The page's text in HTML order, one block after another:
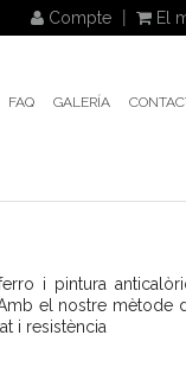
Compte El
FAQ GALERÍA
i pintura
el nostre mètode
i resistència